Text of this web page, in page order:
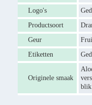
Logo's
Productsoort
Geur
Etiketten
Originele smaak
blik